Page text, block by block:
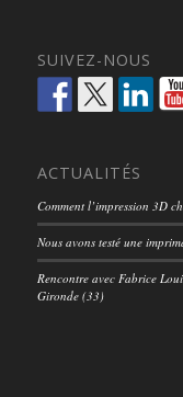
SUIVEZ-NOUS
ACTUALITÉS
Comment l’impression 3D
Nous avons testé une
Rencontre avec Fabrice
Gironde (33)